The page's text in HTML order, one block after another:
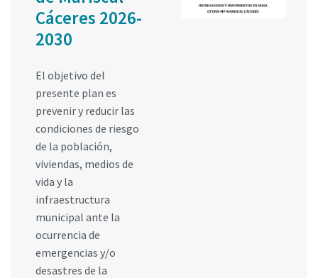
Cáceres 2026-
2030
El objetivo del
presente plan es
prevenir y reducir las
condiciones de riesgo
de la población,
viviendas, medios de
vida y la
infraestructura
municipal ante la
ocurrencia de
emergencias y/o
desastres de la